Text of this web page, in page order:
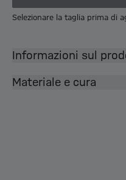
Selezionare la taglia prima di
Informazioni sul
Materiale e cura